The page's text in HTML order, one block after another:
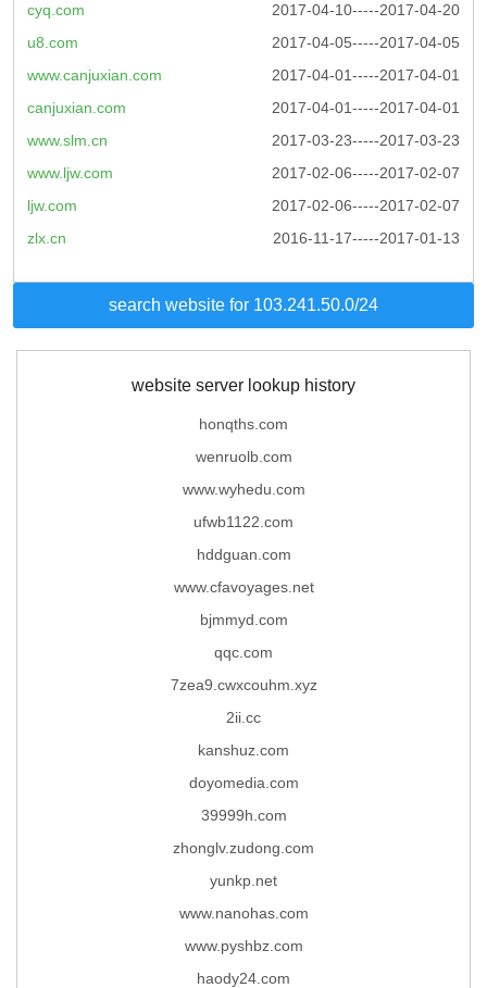
2017-04-10-----2017-04-20
cyq.com
2017-04-05-----2017-04-05
u8.com
2017-04-01-----2017-04-01
www.canjuxian.com
2017-04-01-----2017-04-01
canjuxian.com
2017-03-23-----2017-03-23
www.slm.cn
2017-02-06-----2017-02-07
www.ljw.com
2017-02-06-----2017-02-07
ljw.com
2016-11-17-----2017-01-13
zlx.cn
search website for 103.241.50.0/24
website server lookup history
honqths.com
wenruolb.com
www.wyhedu.com
ufwb1122.com
hddguan.com
www.cfavoyages.net
bjmmyd.com
qqc.com
7zea9.cwxcouhm.xyz
2ii.cc
kanshuz.com
doyomedia.com
39999h.com
zhonglv.zudong.com
yunkp.net
www.nanohas.com
www.pyshbz.com
haody24.com